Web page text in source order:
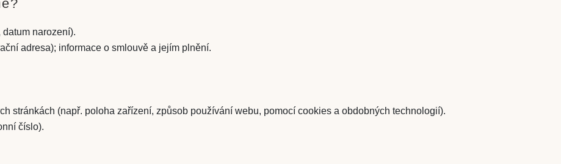
narození).
adresa); informace o smlouvě a jejím plnění.
stránkách (např. poloha zařízení, způsob používání webu, pomocí cookies a obdobných technologií).
číslo).